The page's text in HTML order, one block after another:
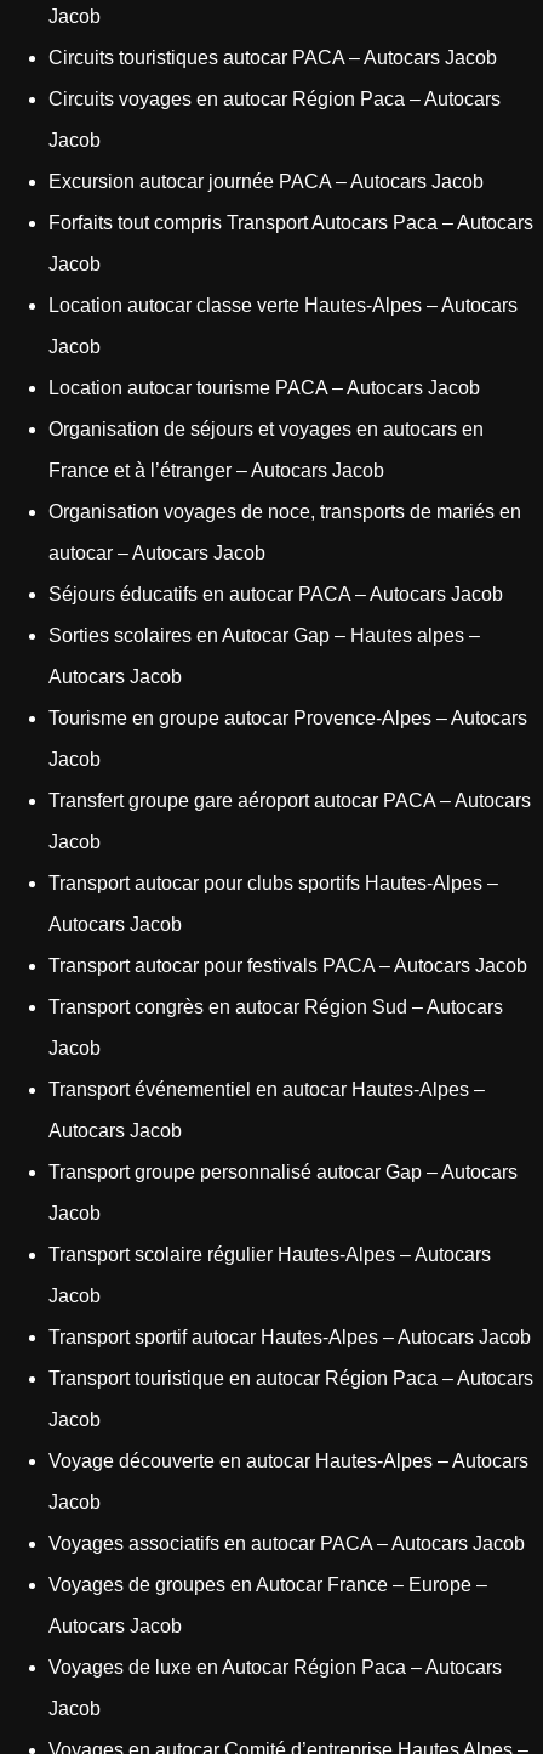
Jacob
Circuits touristiques autocar PACA – Autocars Jacob
Circuits voyages en autocar Région Paca – Autocars
Jacob
Excursion autocar journée PACA – Autocars Jacob
Forfaits tout compris Transport Autocars Paca – Autocars
Jacob
Location autocar classe verte Hautes-Alpes – Autocars
Jacob
Location autocar tourisme PACA – Autocars Jacob
Organisation de séjours et voyages en autocars en
France et à l’étranger – Autocars Jacob
Organisation voyages de noce, transports de mariés en
autocar – Autocars Jacob
Séjours éducatifs en autocar PACA – Autocars Jacob
Sorties scolaires en Autocar Gap – Hautes alpes –
Autocars Jacob
Tourisme en groupe autocar Provence-Alpes – Autocars
Jacob
Transfert groupe gare aéroport autocar PACA – Autocars
Jacob
Transport autocar pour clubs sportifs Hautes-Alpes –
Autocars Jacob
Transport autocar pour festivals PACA – Autocars Jacob
Transport congrès en autocar Région Sud – Autocars
Jacob
Transport événementiel en autocar Hautes-Alpes –
Autocars Jacob
Transport groupe personnalisé autocar Gap – Autocars
Jacob
Transport scolaire régulier Hautes-Alpes – Autocars
Jacob
Transport sportif autocar Hautes-Alpes – Autocars Jacob
Transport touristique en autocar Région Paca – Autocars
Jacob
Voyage découverte en autocar Hautes-Alpes – Autocars
Jacob
Voyages associatifs en autocar PACA – Autocars Jacob
Voyages de groupes en Autocar France – Europe –
Autocars Jacob
Voyages de luxe en Autocar Région Paca – Autocars
Jacob